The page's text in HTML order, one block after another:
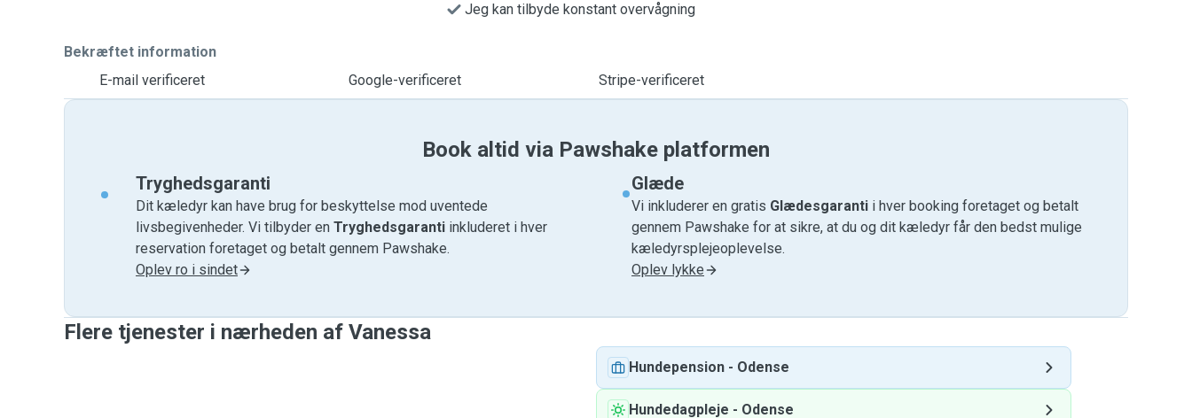
Jeg kan tilbyde konstant overvågning
Bekræftet information
E-mail verificeret
Google-verificeret Stripe-verificeret
Book altid via Pawshake platformen
Tryghedsgaranti
Dit kæledyr kan have brug for beskyttelse mod uventede
livsbegivenheder. Vi tilbyder en Tryghedsgaranti inkluderet i hver
reservation foretaget og betalt gennem Pawshake.
Oplev ro i sindet
Glæde
Vi inkluderer en gratis Glædesgaranti i hver booking foretaget og betalt
gennem Pawshake for at sikre, at du og dit kæledyr får den bedst mulige
kæledyrsplejeoplevelse.
Oplev lykke
Flere tjenester i nærheden af ​​Vanessa
Hundepension - Odense
Hundedagpleje - Odense